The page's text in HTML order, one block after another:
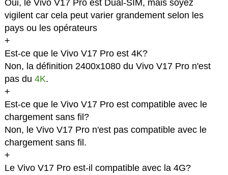
Oui, le Vivo V17 Pro est Dual-SIM, mais soyez
vigilent car cela peut varier grandement selon les
pays ou les opérateurs
+
Est-ce que le Vivo V17 Pro est 4K?
Non, la définition 2400x1080 du Vivo V17 Pro n'est
pas du 4K.
+
Est-ce que le Vivo V17 Pro est compatible avec le
chargement sans fil?
Non, le Vivo V17 Pro n'est pas compatible avec le
chargement sans fil.
+
Le Vivo V17 Pro est-il compatible avec la 4G?